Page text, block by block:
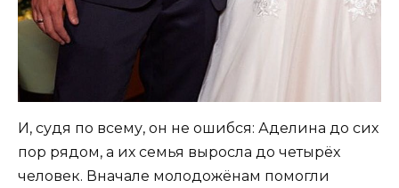
И, судя по всему, он не ошибся: Аделина до сих
пор рядом, а их семья выросла до четырёх
человек. Вначале молодожёнам помогли